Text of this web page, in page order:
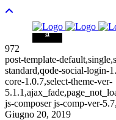
972
post-template-
standard,qode-social-login-
core-1.0.7,select-theme-ver-
js-composer js-comp-ver-
Giugno 20, 2019